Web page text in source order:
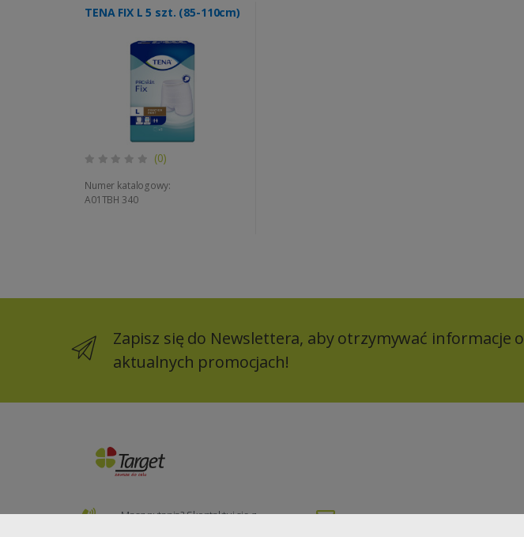
TENA FIX L 5 szt. (85-110cm)
(0)
Numer katalogowy:
A01TBH 340
Zapisz się do Newslettera, aby otrzymywać informacje o
aktualnych promocjach!
Masz pytania? Skontaktuj się z